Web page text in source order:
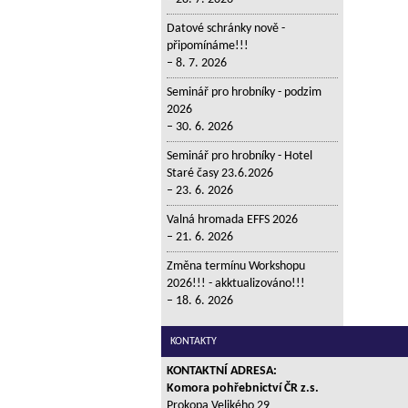
Datové schránky nově -
připomínáme!!!
8. 7. 2026
Seminář pro hrobníky - podzim
2026
30. 6. 2026
Seminář pro hrobníky - Hotel
Staré časy 23.6.2026
23. 6. 2026
Valná hromada EFFS 2026
21. 6. 2026
Změna termínu Workshopu
2026!!! - akktualizováno!!!
18. 6. 2026
KONTAKTY
KONTAKTNÍ ADRESA:
Komora pohřebnictví ČR z.s.